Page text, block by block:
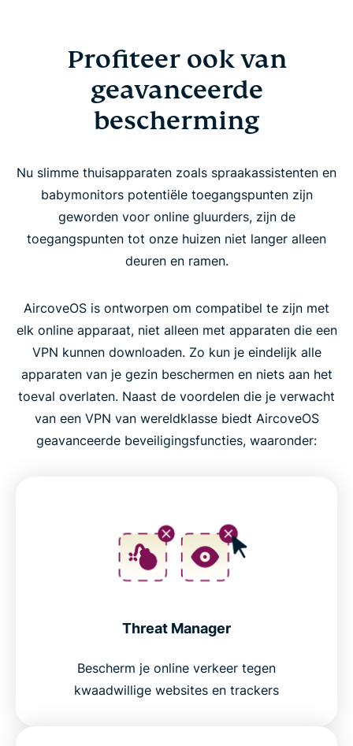
Profiteer ook van
geavanceerde
bescherming
Nu slimme thuisapparaten zoals spraakassistenten en
babymonitors potentiële toegangspunten zijn
geworden voor online gluurders, zijn de
toegangspunten tot onze huizen niet langer alleen
deuren en ramen.
AircoveOS is ontworpen om compatibel te zijn met
elk online apparaat, niet alleen met apparaten die een
VPN kunnen downloaden. Zo kun je eindelijk alle
apparaten van je gezin beschermen en niets aan het
toeval overlaten. Naast de voordelen die je verwacht
van een VPN van wereldklasse biedt AircoveOS
geavanceerde beveiligingsfuncties, waaronder:
Threat Manager
Bescherm je online verkeer tegen
kwaadwillige websites en trackers